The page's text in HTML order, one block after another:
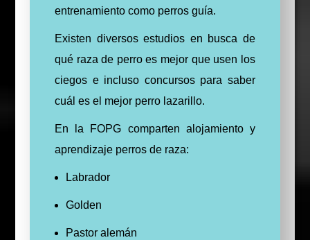
entrenamiento como perros guía.
Existen diversos estudios en busca de
qué raza de perro es mejor que usen los
ciegos e incluso concursos para saber
cuál es el mejor perro lazarillo.
En la FOPG comparten alojamiento y
aprendizaje perros de raza:
Labrador
Golden
Pastor alemán